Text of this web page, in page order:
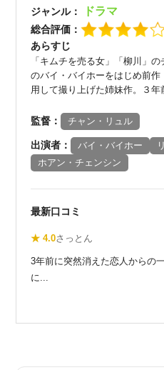
ジャンル： ドラマ
総合評価：
あらすじ
「キムチを売る女」「柳川」
のバイ・バイホーをはじめ前
用して撮り上げた姉妹作。３年
監督： チャン・リュル
出演者： バイ・バイホー
ホアン・チェンシン
最新口コミ
★ 4.0さっとん
3年前に突然消えた恋人から
に...